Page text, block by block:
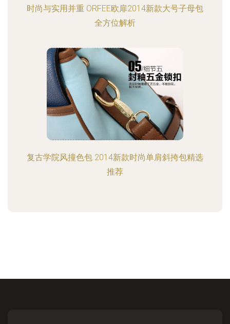
时尚与实用并重 ORFEE欧扉2014新款大号子母包
全方位解析
复古学院风撞色包 2014新款时尚单肩斜挎包精选
推荐